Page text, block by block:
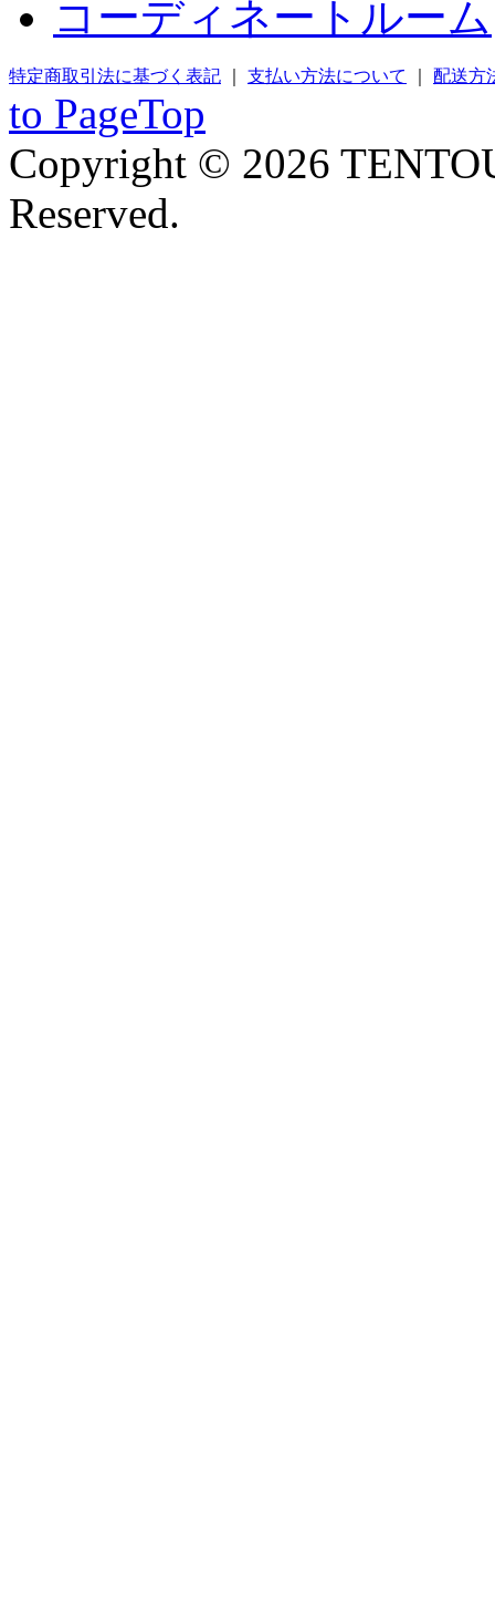
コーディネートルーム
特定商取引法に基づく表記 支払い方法について 配送方
to PageTop
Copyright © 2026
Reserved.